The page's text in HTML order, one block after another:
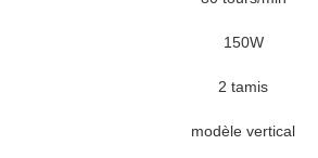
150W
2 tamis
modèle vertical